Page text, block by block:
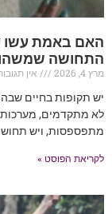
האם באמת עשו
התחושה שמשהו
מרץ 4, 2026
אין
יש תקופות בחיים
לא מתקדמים, מערכות
מתפספסות, ויש
לקריאת הפוסט »